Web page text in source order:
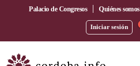
Palacio de Congresos Quiénes somos
Iniciar sesión